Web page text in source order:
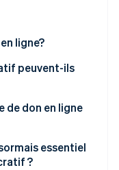
l’infrastructure
ligne?
peuvent-ils
de don en ligne
essentiel
?